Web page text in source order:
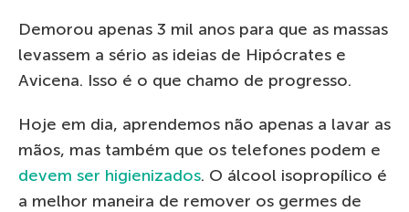
Demorou apenas 3 mil anos para que as massas
levassem a sério as ideias de Hipócrates e
Avicena. Isso é o que chamo de progresso.
Hoje em dia, aprendemos não apenas a lavar as
mãos, mas também que os telefones podem e
devem ser higienizados. O álcool isopropílico é
a melhor maneira de remover os germes de